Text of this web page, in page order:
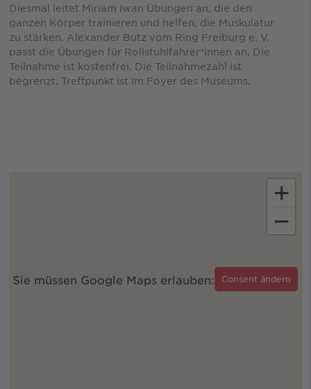
Diesmal leitet Miriam Iwan Übungen an, die den
ganzen Körper trainieren und helfen, die Muskulatur
zu stärken. Alexander Butz vom Ring Freiburg e. V.
passt die Übungen für Rollstuhlfahrer*innen an. Die
Teilnahme ist kostenfrei. Die Teilnahmezahl ist
begrenzt. Treffpunkt ist im Foyer des Museums.
Sie müssen Google Maps erlauben: Consent ändern
+
−